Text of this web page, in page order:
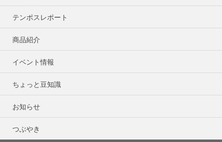
テンポスレポート
商品紹介
イベント情報
ちょっと豆知識
お知らせ
つぶやき